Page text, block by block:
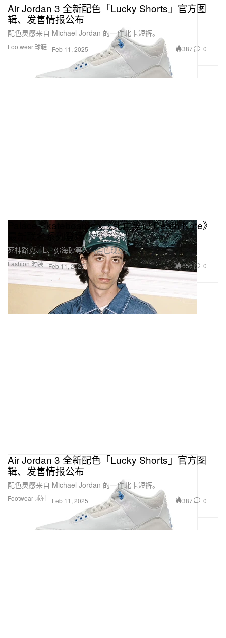
Footwear 球鞋
Air Jordan 3 全新配色「Lucky Shorts」官方图
辑、发售情报公布
配色灵感来自 Michael Jordan 的一件北卡短裤。
Feb 11, 2025 387 0
Fashion 时装
Palace Skateboards x《死亡笔记 Death Note》
最新联名系列登场
死神路克、L、弥海砂等人气角色现身。
Feb 11, 2025 656 0
Footwear 球鞋
Air Jordan 3 全新配色「Lucky Shorts」官方图
辑、发售情报公布
配色灵感来自 Michael Jordan 的一件北卡短裤。
Feb 11, 2025 387 0